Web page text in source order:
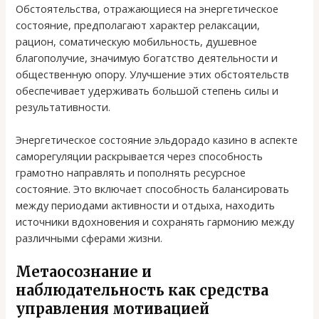
Обстоятельства, отражающиеся на энергетическое
состояние, предполагают характер релаксации,
рацион, соматическую мобильность, душевное
благополучие, значимую богатство деятельности и
общественную опору. Улучшение этих обстоятельств
обеспечивает удерживать большой степень силы и
результативности.
Энергетическое состояние эльдорадо казино в аспекте
саморегуляции раскрывается через способность
грамотно направлять и пополнять ресурсное
состояние. Это включает способность балансировать
между периодами активности и отдыха, находить
источники вдохновения и сохранять гармонию между
различными сферами жизни.
Метаосознание и
наблюдательность как средства
управления мотивацией